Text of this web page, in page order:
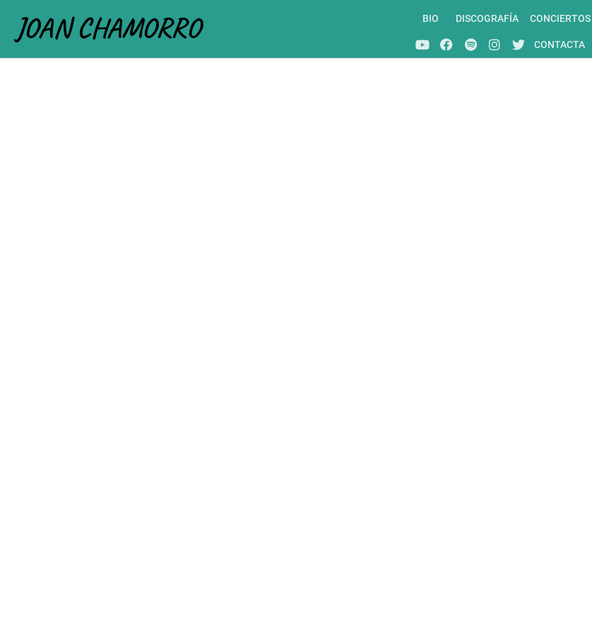
JOAN CHAMORRO BIO DISCOGRAFÍA CONCIERTOS
CONTACTA